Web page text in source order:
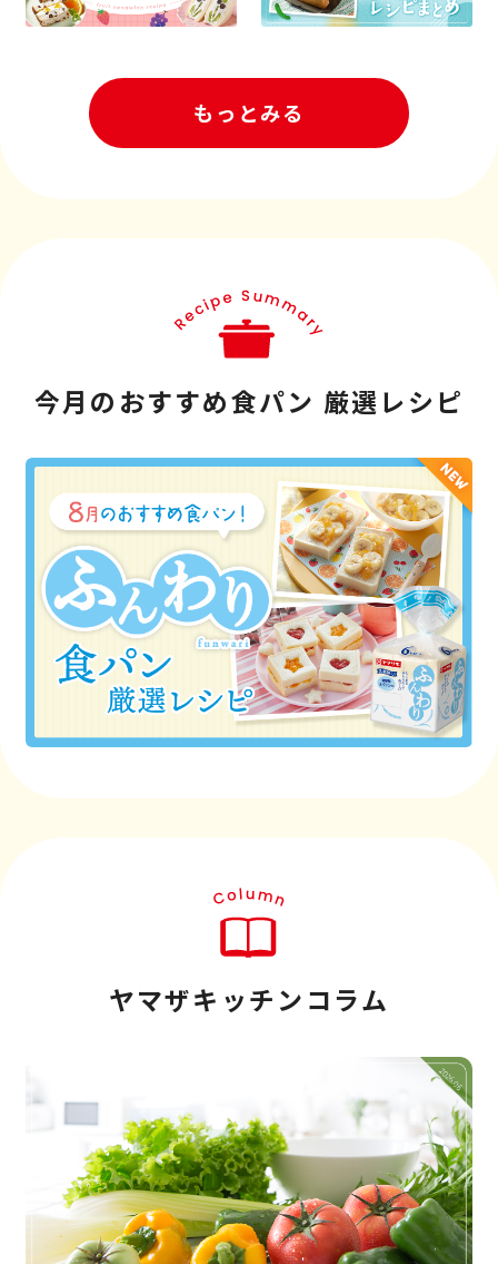
もっとみる
今月のおすすめ食パン 厳選レシピ
ヤマザキッチンコラム